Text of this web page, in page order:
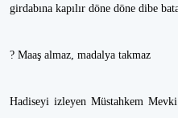
girdabına kapılır döne döne dibe
? Maaş almaz, madalya takmaz
Hadiseyi izleyen Müstahkem Mevki